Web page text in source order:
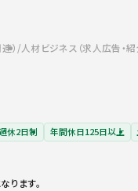
） 人材ビジネス（求人広告・紹
休2日制 年間休日125日以上
ります。